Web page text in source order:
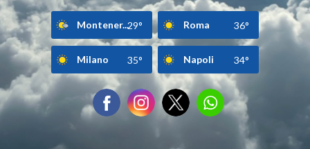
Montener...29° Roma 36°
Milano 35° Napoli 34°